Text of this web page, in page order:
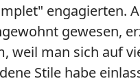
engagierten.
gewesen,
weil man sich auf
Stile habe